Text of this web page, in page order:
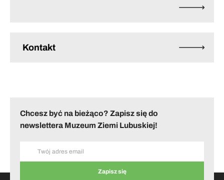
Kontakt
Chcesz być na bieżąco? Zapisz się do
newslettera Muzeum Ziemi Lubuskiej!